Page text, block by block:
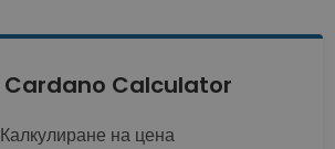
Cardano Calculator
Калкулиране на цена